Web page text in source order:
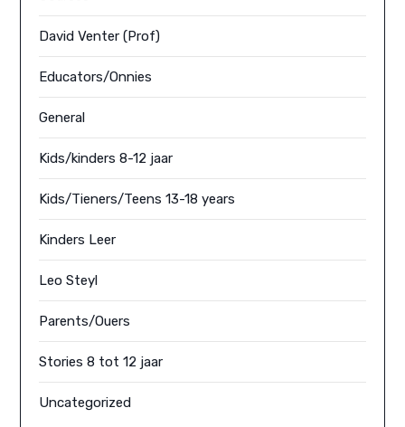
David Venter (Prof)
Educators/Onnies
General
Kids/kinders 8-12 jaar
Kids/Tieners/Teens 13-18 years
Kinders Leer
Leo Steyl
Parents/Ouers
Stories 8 tot 12 jaar
Uncategorized